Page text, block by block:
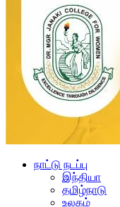
நாட்டு நடப்பு
இந்தியா
தமிழ்நாடு
உலகம்